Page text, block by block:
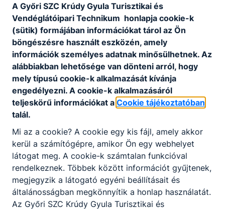
Okleveles technikusképzés
Nem
hogy a turizmus szereplőinek igényeit szolgálja ki.
A panziós-fogadós óriási felelősséggel van
felruházva, hiszen rendkívül sok feladatot kell egy
személyben ellátnia.
Ajánlott minden fiatal számára, aki a
vendéglátásban találja meg azokat a kihívásokat,
amelyek érdeklik. Szereti a vendégeket, a
turisztikai-vendéglátó tevékenységet hosszú távra
tervezi.
KOMPETENCIAELVÁRÁS
Széleskörű tájékozottság, jó kommunikációs
készség, problémamegoldó képesség,
vendégszeretet, szervezőképesség.
A Győri SZC Krúdy Gyula Turisztikai és
Vendéglátóipari Technikum honlapja cookie-k
(sütik) formájában információkat tárol az Ön
böngészésre használt eszközén, amely
információk személyes adatnak minősülhetnek. Az
alábbiakban lehetősége van dönteni arról, hogy
mely típusú cookie-k alkalmazását kívánja
engedélyezni. A cookie-k alkalmazásáról
teljeskörű információkat a Cookie tájékoztatóban
talál.
Mi az a cookie? A cookie egy kis fájl, amely akkor
kerül a számítógépre, amikor Ön egy webhelyet
látogat meg. A cookie-k számtalan funkcióval
rendelkeznek. Többek között információt gyűjtenek,
megjegyzik a látogató egyéni beállításait és
általánosságban megkönnyítik a honlap használatát.
Az Győri SZC Krúdy Gyula Turisztikai és